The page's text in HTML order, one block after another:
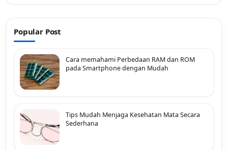
Popular Post
Cara memahami Perbedaan RAM dan ROM
pada Smartphone dengan Mudah
Tips Mudah Menjaga Kesehatan Mata Secara
Sederhana